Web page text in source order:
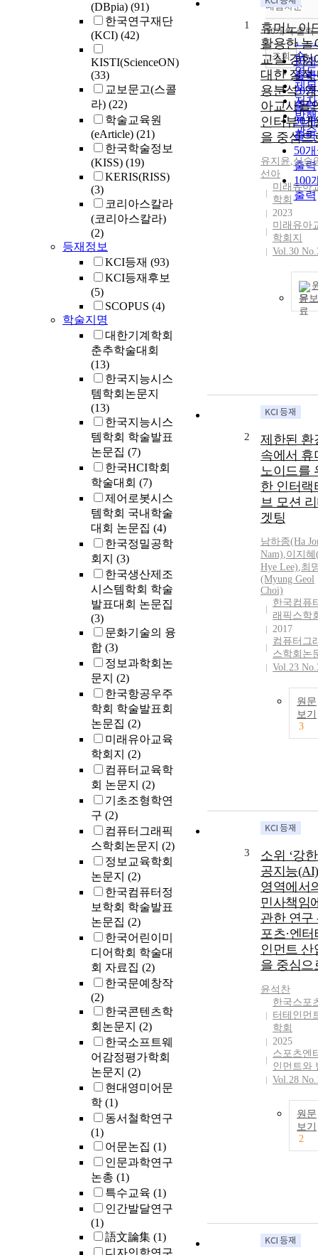
(DBpia) (91)
한국연구재단
(KCI) (42)
KISTI(ScienceON)
(33)
교보문고(스콜
라) (22)
학술교육원
(eArticle) (21)
한국학술정보
(KISS) (19)
KERIS(RISS)
(3)
코리아스칼라
(코리아스칼라)
(2)
등재정보
KCI등재 (93)
KCI등재후보
(5)
SCOPUS (4)
학술지명
대한기계학회
춘추학술대회
(13)
한국지능시스
템학회논문지
(13)
한국지능시스
템학회 학술발표
논문집 (7)
한국HCI학회
학술대회 (7)
제어로봇시스
템학회 국내학술
대회 논문집 (4)
한국정밀공학
회지 (3)
한국생산제조
시스템학회 학술
발표대회 논문집
(3)
문화기술의 융
합 (3)
정보과학회논
문지 (2)
한국항공우주
학회 학술발표회
논문집 (2)
미래유아교육
학회지 (2)
컴퓨터교육학
회 논문지 (2)
기초조형학연
구 (2)
컴퓨터그래픽
스학회논문지 (2)
정보교육학회
논문지 (2)
한국컴퓨터정
보학회 학술발표
논문집 (2)
한국어린이미
디어학회 학술대
회 자료집 (2)
한국문예창작
(2)
한국콘텐츠학
회논문지 (2)
한국소프트웨
어감정평가학회
논문지 (2)
현대영미어문
학 (1)
동서철학연구
(1)
어문논집 (1)
인문과학연구
논총 (1)
특수교육 (1)
인간발달연구
(1)
語文論集 (1)
정
순
인
순
연
제
저
발
관순
내림차순
내
10개씩 출력
10
출력
20
출력
30
출력
50
출력
100
출력
조회
1
휴머노이
활용한 놀
교실 경험
대한 질적
용분석:
아교사들
인터뷰 내
을 중심으
유지윤,심숙
선아
미래유아
학회
2023
미래유아
학회지
Vol.30
문
2
제한된 환
속에서 휴
노이드를
한 인터랙
브 모션
겟팅
남하종(Ha
Nam),이지혜
Hye Lee),최
(Myung Geol
Choi)
한국컴퓨
래픽스학
2017
컴퓨터그
스학회논
Vol.23
원문
보기
3
3
소위 ‘강
공지능
영역에서
민사책임
관한 연구
포츠·엔터
인먼트 산
을 중심으
윤석찬
한국스포
터테인먼
학회
2025
스포츠엔
인먼트와
Vol.28
원문
보기
2